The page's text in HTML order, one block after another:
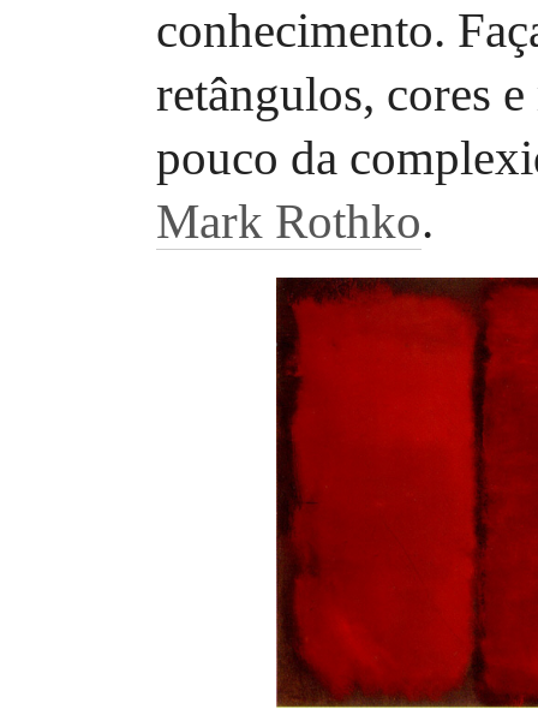
conhecimento.
retângulos, cores
pouco da
Mark Rothko.